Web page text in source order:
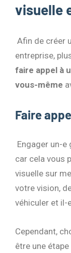
visuelle
Afin de créer
entreprise,
faire appel à
vous-même
Faire
Engager un-
car cela vous
visuelle sur
votre vision,
véhiculer et il-
Cependant,
être une